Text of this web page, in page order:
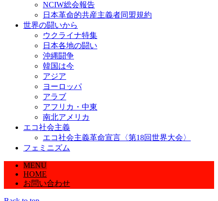
NCIW総会報告
日本革命的共産主義者同盟規約
世界の闘いから
ウクライナ特集
日本各地の闘い
沖縄闘争
韓国は今
アジア
ヨーロッパ
アラブ
アフリカ・中東
南北アメリカ
エコ社会主義
エコ社会主義革命宣言〈第18回世界大会〉
フェミニズム
MENU
HOME
お問い合わせ